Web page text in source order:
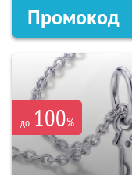
Промокод
до 100%